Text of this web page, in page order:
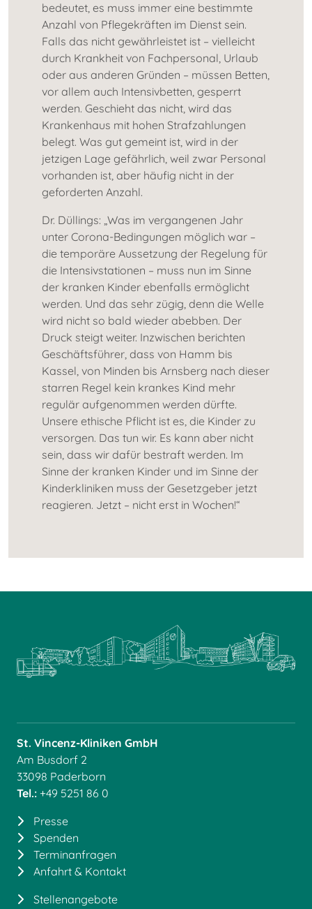
bedeutet, es muss immer eine bestimmte
Anzahl von Pflegekräften im Dienst sein.
Falls das nicht gewährleistet ist – vielleicht
durch Krankheit von Fachpersonal, Urlaub
oder aus anderen Gründen – müssen Betten,
vor allem auch Intensivbetten, gesperrt
werden. Geschieht das nicht, wird das
Krankenhaus mit hohen Strafzahlungen
belegt. Was gut gemeint ist, wird in der
jetzigen Lage gefährlich, weil zwar Personal
vorhanden ist, aber häufig nicht in der
geforderten Anzahl.
Dr. Düllings: „Was im vergangenen Jahr
unter Corona-Bedingungen möglich war –
die temporäre Aussetzung der Regelung für
die Intensivstationen – muss nun im Sinne
der kranken Kinder ebenfalls ermöglicht
werden. Und das sehr zügig, denn die Welle
wird nicht so bald wieder abebben. Der
Druck steigt weiter. Inzwischen berichten
Geschäftsführer, dass von Hamm bis
Kassel, von Minden bis Arnsberg nach dieser
starren Regel kein krankes Kind mehr
regulär aufgenommen werden dürfte.
Unsere ethische Pflicht ist es, die Kinder zu
versorgen. Das tun wir. Es kann aber nicht
sein, dass wir dafür bestraft werden. Im
Sinne der kranken Kinder und im Sinne der
Kinderkliniken muss der Gesetzgeber jetzt
reagieren. Jetzt – nicht erst in Wochen!“
St. Vincenz-Kliniken GmbH
Am Busdorf 2
33098 Paderborn
Tel.: +49 5251 86 0
Presse
Spenden
Terminanfragen
Anfahrt & Kontakt
Stellenangebote